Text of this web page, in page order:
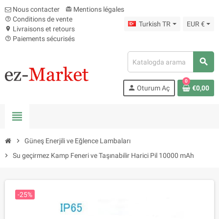
Nous contacter card_giftcard Mentions légales
help_outline Conditions de vente
location_on Livraisons et retours
help_outline Paiements sécurisés
Turkish TR EUR €
search
person Oturum Aç
0
€0,00
view_headline
chevron_right
Güneş Enerjili ve Eğlence Lambaları
chevron_right
Su geçirmez Kamp Feneri ve Taşınabilir Harici Pil 10000 mAh
-25%